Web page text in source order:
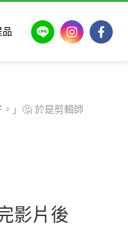
LINE Instagram
品
」🤔 於是剪輯師
影片後